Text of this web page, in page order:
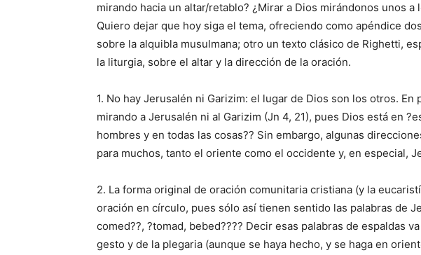
mirando hacia un altar/retablo? ¿Mirar a Dios mirándonos unos
Quiero dejar que hoy siga el tema, ofreciendo como apéndice
sobre la alquibla musulmana; otro un texto clásico de Righetti,
la liturgia, sobre el altar y la dirección de la oración.
1. No hay Jerusalén ni Garizim: el lugar de Dios son los otros.
mirando a Jerusalén ni al Garizim (Jn 4, 21), pues Dios está en
hombres y en todas las cosas?? Sin embargo, algunas
para muchos, tanto el oriente como el occidente y, en especial,
2. La forma original de oración comunitaria cristiana (y la
oración en círculo, pues sólo así tienen sentido las palabras de
comed??, ?tomad, bebed???? Decir esas palabras de espaldas
gesto y de la plegaria (aunque se haya hecho, y se haga en